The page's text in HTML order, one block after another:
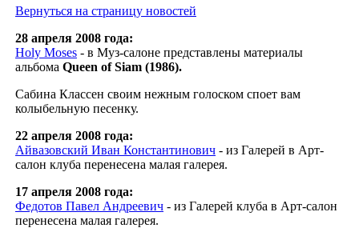
Вернуться на страницу новостей
28 апреля 2008 года:
Holy Moses - в Муз-салоне представлены материалы
альбома Queen of Siam (1986).
Сабина Классен своим нежным голоском споет вам
колыбельную песенку.
22 апреля 2008 года:
Айвазовский Иван Константинович - из Галерей в Арт-
салон клуба перенесена малая галерея.
17 апреля 2008 года:
Федотов Павел Андреевич - из Галерей клуба в Арт-салон
перенесена малая галерея.